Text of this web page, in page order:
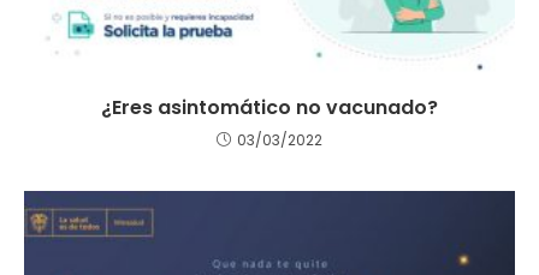
¿Eres asintomático no vacunado?
03/03/2022